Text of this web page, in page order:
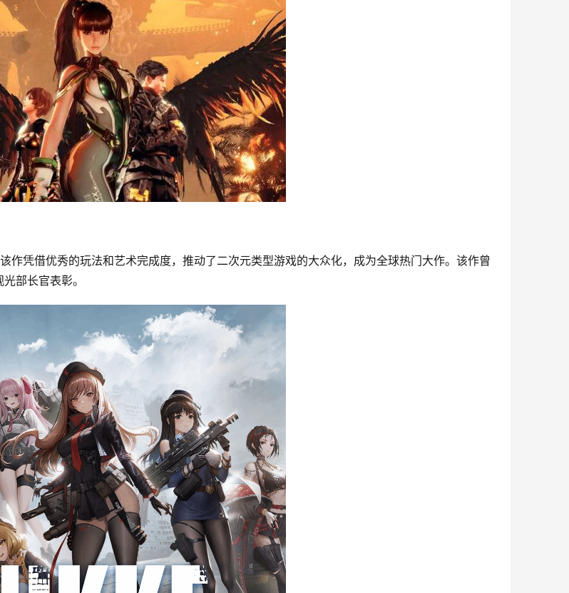
作凭借优秀的玩法和艺术完成度，推动了二次元类型游戏的大众化，成为全球热门大作。该作曾
部长官表彰。